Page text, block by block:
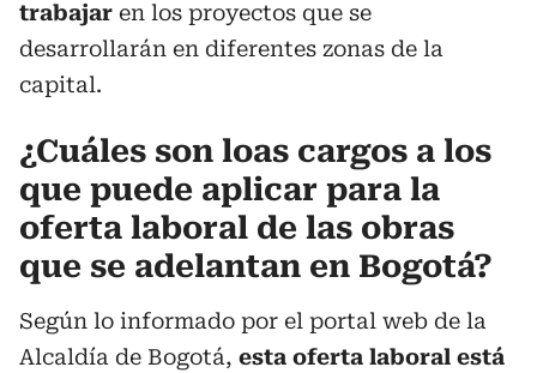
trabajar en los proyectos que se
desarrollarán en diferentes zonas de la
capital.
¿Cuáles son loas cargos a los
que puede aplicar para la
oferta laboral de las obras
que se adelantan en Bogotá?
Según lo informado por el portal web de la
Alcaldía de Bogotá, esta oferta laboral está